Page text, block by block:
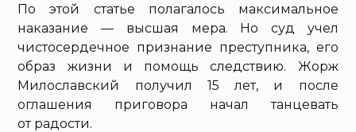
По этой статье полагалось максимальное
наказание — высшая мера. Но суд учел
чистосердечное признание преступника, его
образ жизни и помощь следствию. Жорж
Милославский получил 15 лет, и после
оглашения приговора начал танцевать
от радости.